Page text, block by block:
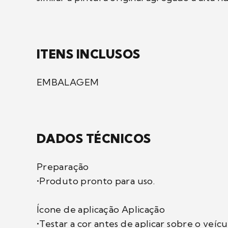
ITENS INCLUSOS
EMBALAGEM
DADOS TÉCNICOS
Preparação
•Produto pronto para uso.
Ícone de aplicação Aplicação
•Testar a cor antes de aplicar sobre o